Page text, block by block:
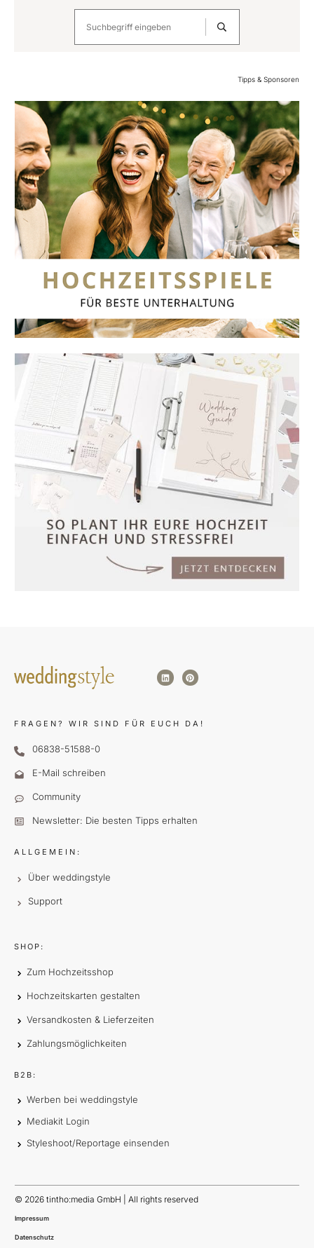
Tipps & Sponsoren
FRAGEN? WIR SIND FÜR EUCH DA!
06838-51588-0
E-Mail schreiben
Community
Newsletter: Die besten Tipps erhalten
ALLGEMEIN:
Über weddingstyle
Support
SHOP:
Zum Hochzeitsshop
Hochzeitskarten gestalten
Versandkosten & Lieferzeiten
Zahlungsmöglichkeiten
B2B:
Werben bei weddingstyle
Mediakit Login
Styleshoot/Reportage einsenden
© 2026 tintho:media GmbH | All rights reserved
Impressum
Datenschutz